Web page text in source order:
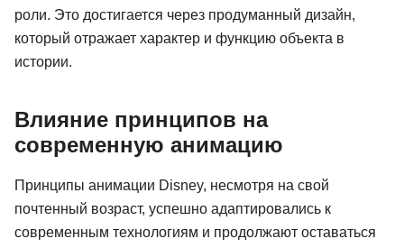
роли. Это достигается через продуманный дизайн,
который отражает характер и функцию объекта в
истории.
Влияние принципов на
современную анимацию
Принципы анимации Disney, несмотря на свой
почтенный возраст, успешно адаптировались к
современным технологиям и продолжают оставаться